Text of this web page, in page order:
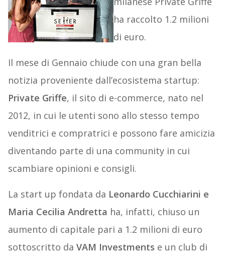
ha raccolto 1.2 milioni
di euro.
Il mese di Gennaio chiude con una gran bella
notizia proveniente dall’ecosistema startup:
Private Griffe, il sito di e-commerce, nato nel
2012, in cui le utenti sono allo stesso tempo
venditrici e compratrici e possono fare amicizia
diventando parte di una community in cui
scambiare opinioni e consigli.
La start up fondata da Leonardo Cucchiarini e
Maria Cecilia Andretta ha, infatti, chiuso un
aumento di capitale pari a 1.2 milioni di euro
sottoscritto da VAM Investments e un club di